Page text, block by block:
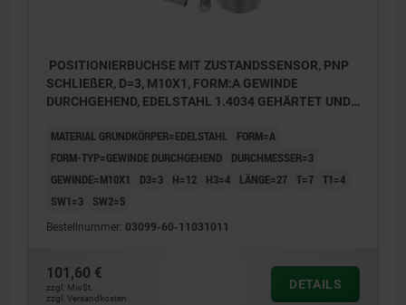
POSITIONIERBUCHSE MIT ZUSTANDSSENSOR, PNP
SCHLIEßER, D=3, M10X1, FORM:A GEWINDE
DURCHGEHEND, EDELSTAHL 1.4034 GEHÄRTET UND
MATERIAL GRUNDKÖRPER=EDELSTAHL
FORM=A
FORM-TYP=GEWINDE DURCHGEHEND
DURCHMESSER=3
GEWINDE=M10X1
D3=3 H=12 H3=4 LÄNGE=27 T=7 T1=4
SW1=3
SW2=5
Bestellnummer: 03099-60-11031011
101,60 €
zzgl. MwSt.
zzgl. Versandkosten
DETAILS